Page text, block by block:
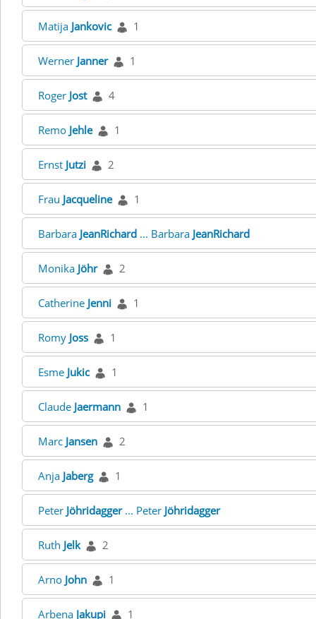
Matija Jankovic 1
Werner Janner 1
Roger Jost 4
Remo Jehle 1
Ernst Jutzi 2
Frau Jacqueline 1
Barbara JeanRichard ... Barbara JeanRichard
Monika Jöhr 2
Catherine Jenni 1
Romy Joss 1
Esme Jukic 1
Claude Jaermann 1
Marc Jansen 2
Anja Jaberg 1
Peter Jöhridagger... Peter Jöhridagger
Ruth Jelk 2
Arno John 1
Arbena Jakupi 1